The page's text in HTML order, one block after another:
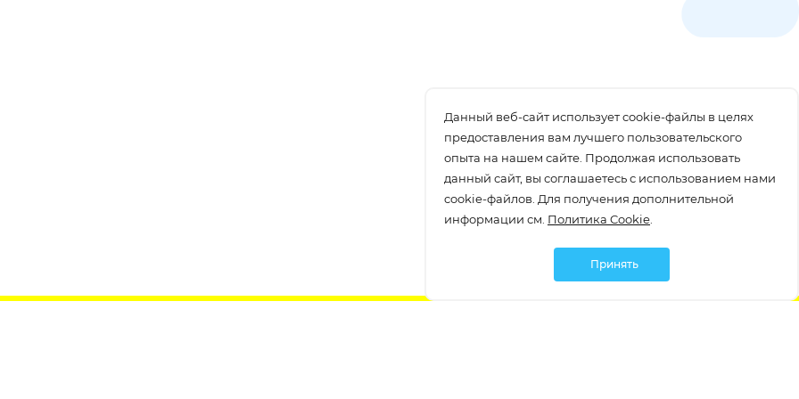
Данный веб-сайт использует cookie-файлы в целях
предоставления вам лучшего пользовательского
опыта на нашем сайте. Продолжая использовать
данный сайт, вы соглашаетесь с использованием нами
cookie-файлов. Для получения дополнительной
информации см. Политика Cookie
Принять